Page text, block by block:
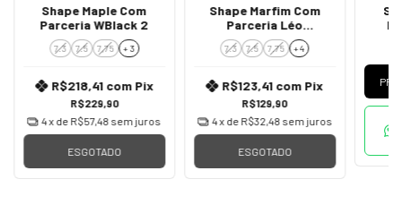
Shape Maple Com
Parceria WBlack 2
7.3 7.5 7,75 + 3
R$229,90
R$218,41 com Pix
4x de R$57,48 sem juros
ESGOTADO
Shape Marfim Com
Parceria Léo
Novamente
7.3 7.5 7.75 + 4
R$129,90
R$123,41 com Pix
4x de R$32,48 sem juros
ESGOTADO